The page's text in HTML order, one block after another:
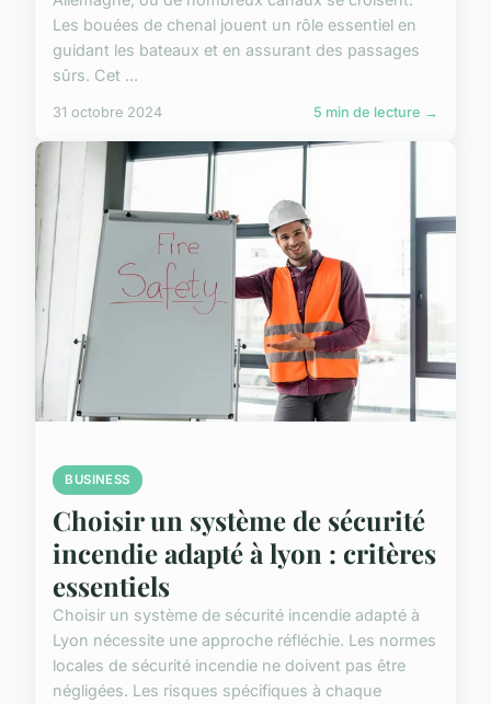
Les bouées de chenal jouent un rôle essentiel en
guidant les bateaux et en assurant des passages
sûrs. Cet ...
31 octobre 2024 5 min de lecture →
BUSINESS
Choisir un système de sécurité
incendie adapté à lyon : critères
essentiels
Choisir un système de sécurité incendie adapté à
Lyon nécessite une approche réfléchie. Les normes
locales de sécurité incendie ne doivent pas être
négligées. Les risques spécifiques à chaque